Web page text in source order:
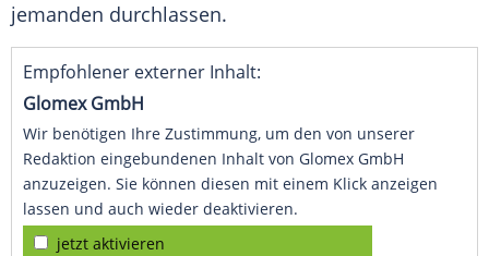
jemanden durchlassen.
Empfohlener externer Inhalt:
Glomex GmbH
Wir benötigen Ihre Zustimmung, um den von unserer
Redaktion eingebundenen Inhalt von Glomex GmbH
anzuzeigen. Sie können diesen mit einem Klick anzeigen
lassen und auch wieder deaktivieren.
jetzt aktivieren